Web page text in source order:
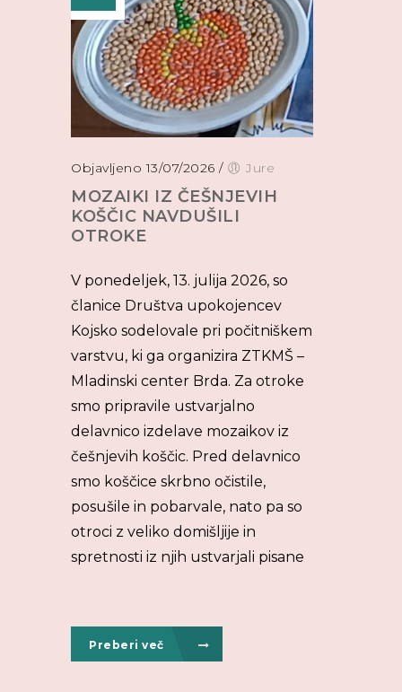
Objavljeno 13/07/2026 / Jure
MOZAIKI IZ ČEŠNJEVIH
KOŠČIC NAVDUŠILI
OTROKE
V ponedeljek, 13. julija 2026, so
članice Društva upokojencev
Kojsko sodelovale pri počitniškem
varstvu, ki ga organizira ZTKMŠ –
Mladinski center Brda. Za otroke
smo pripravile ustvarjalno
delavnico izdelave mozaikov iz
češnjevih koščic. Pred delavnico
smo koščice skrbno očistile,
posušile in pobarvale, nato pa so
otroci z veliko domišljije in
spretnosti iz njih ustvarjali pisane
Preberi več